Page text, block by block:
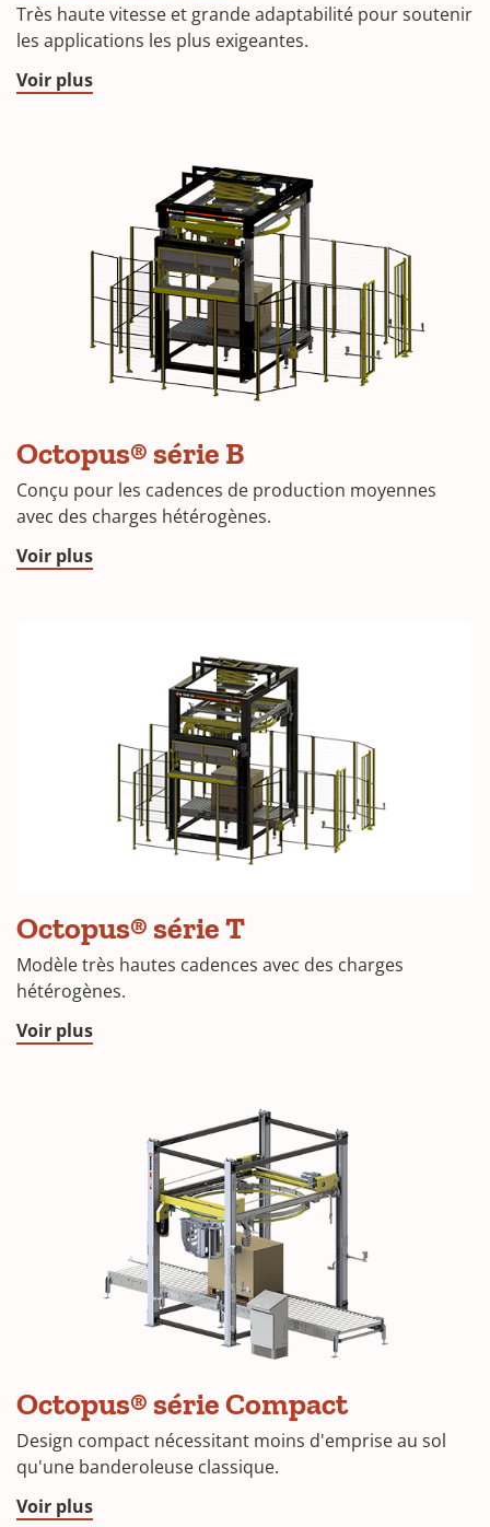
Très haute vitesse et grande adaptabilité pour soutenir
les applications les plus exigeantes.
Voir plus
Octopus® série B
Conçu pour les cadences de production moyennes
avec des charges hétérogènes.
Voir plus
Octopus® série T
Modèle très hautes cadences avec des charges
hétérogènes.
Voir plus
Octopus® série Compact
Design compact nécessitant moins d'emprise au sol
qu'une banderoleuse classique.
Voir plus